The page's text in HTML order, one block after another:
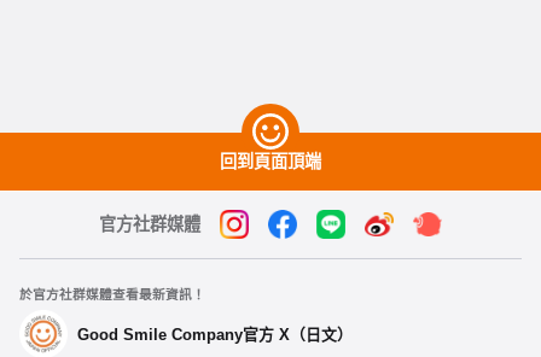
回到頁面頂端
官方社群媒體
於官方社群媒體查看最新資訊！
Good Smile Company官方 X（日文）